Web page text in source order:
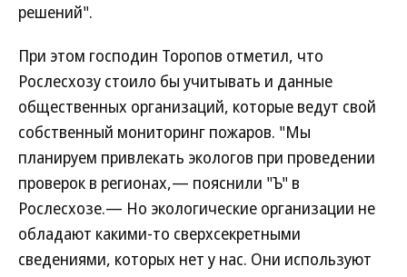
решений".
При этом господин Торопов отметил, что
Рослесхозу стоило бы учитывать и данные
общественных организаций, которые ведут свой
собственный мониторинг пожаров. "Мы
планируем привлекать экологов при проведении
проверок в регионах,— пояснили "Ъ" в
Рослесхозе.— Но экологические организации не
обладают какими-то сверхсекретными
сведениями, которых нет у нас. Они используют